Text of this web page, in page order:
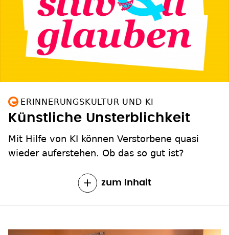
ERINNERUNGSKULTUR UND KI
Künstliche Unsterblichkeit
Mit Hilfe von KI können Verstorbene quasi
wieder auferstehen. Ob das so gut ist?
zum Inhalt